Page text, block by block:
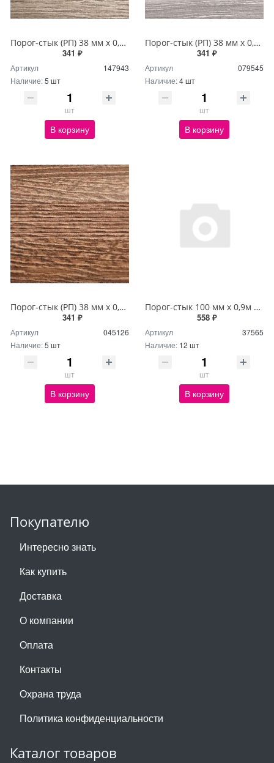
Порог-стык (РП) 38 мм х 0,9м Дуб аманд
341 ₽
Артикул
147943
Наличие:5 шт
шт
В корзину
Порог-стык (РП) 38 мм х 0,9м Дуб босфор
341 ₽
Артикул
079545
Наличие:4 шт
шт
В корзину
Порог-стык (РП) 38 мм х 0,9м Дуб браун
341 ₽
Артикул
045126
Наличие:5 шт
шт
В корзину
Порог-стык 100 мм х 0,9м орех П31,41
558 ₽
Артикул
37565
Наличие: 12 шт
шт
В корзину
Покупателю
Интересно знать
Как купить
Доставка
О компании
Оплата
Контакты
Охрана труда
Политика конфиденциальности
Каталог товаров